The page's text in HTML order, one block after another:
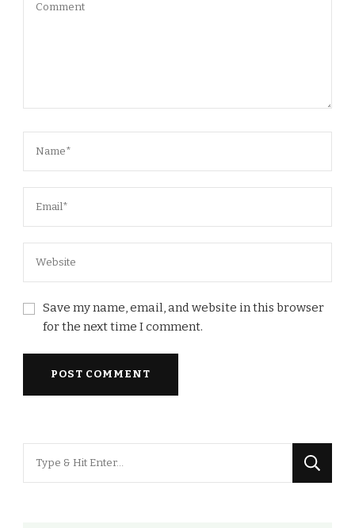
Save my name, email, and website in this browser
for the next time I comment.